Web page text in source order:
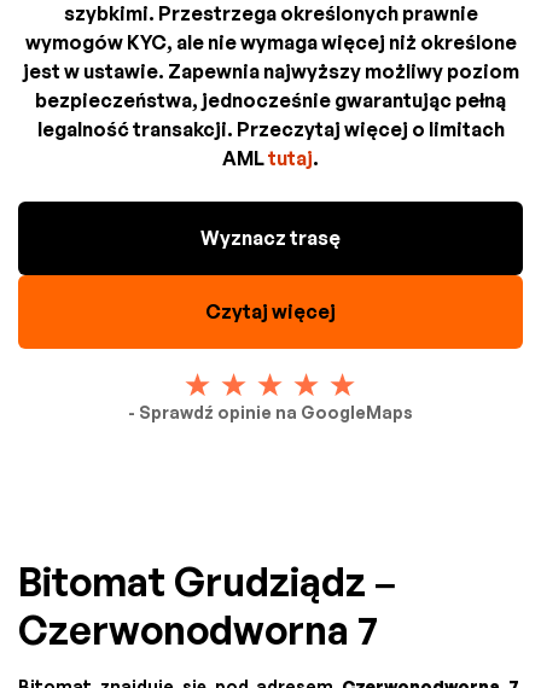
szybkimi. Przestrzega określonych prawnie
wymogów KYC, ale nie wymaga więcej niż określone
jest w ustawie. Zapewnia najwyższy możliwy poziom
bezpieczeństwa, jednocześnie gwarantując pełną
legalność transakcji. Przeczytaj więcej o limitach
AMLtutaj.
Wyznacz trasę
Czytaj więcej
- Sprawdź opinie na GoogleMaps
Bitomat Grudziądz –
Czerwonodworna 7